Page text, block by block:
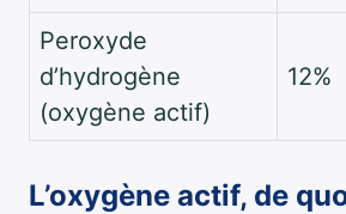
Peroxyde
d’hydrogène
(oxygène actif)
12%
L’oxygène actif, de